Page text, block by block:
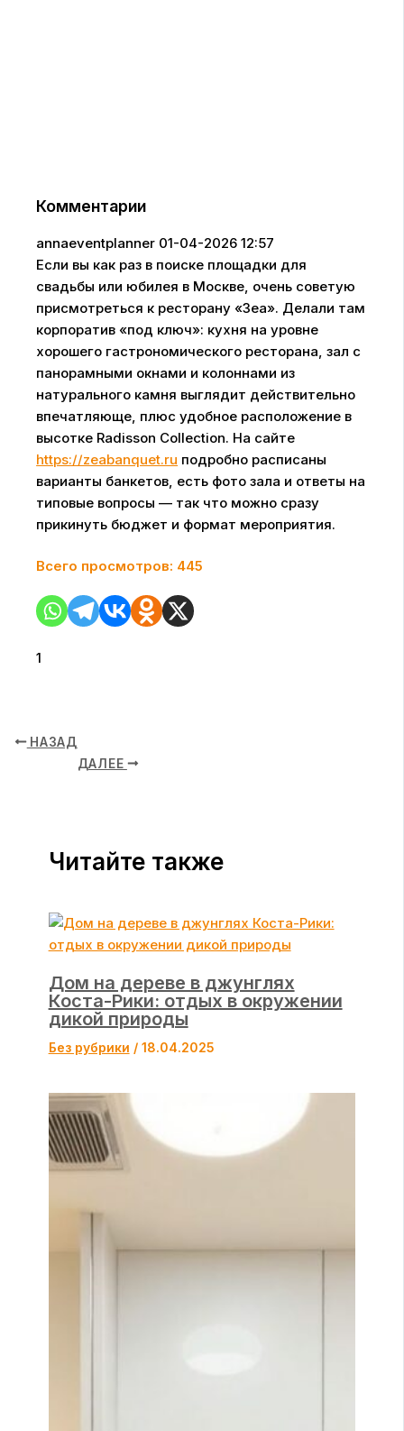
Комментарии
annaeventplanner 01-04-2026 12:57
Если вы как раз в поиске площадки для
свадьбы или юбилея в Москве, очень советую
присмотреться к ресторану «Зеа». Делали там
корпоратив «под ключ»: кухня на уровне
хорошего гастрономического ресторана, зал с
панорамными окнами и колоннами из
натурального камня выглядит действительно
впечатляюще, плюс удобное расположение в
высотке Radisson Collection. На сайте
https://zeabanquet.ru подробно расписаны
варианты банкетов, есть фото зала и ответы на
типовые вопросы — так что можно сразу
прикинуть бюджет и формат мероприятия.
Всего просмотров: 445
1
НАЗАД
ДАЛЕЕ
Читайте также
Дом на дереве в джунглях
Коста-Рики: отдых в окружении
дикой природы
Без рубрики / 18.04.2025